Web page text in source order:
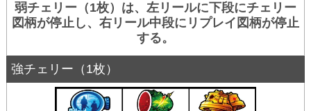
弱チェリー（1枚）は、左リールに下段にチェリー
図柄が停止し、右リール中段にリプレイ図柄が停止
する。
強チェリー（1枚）